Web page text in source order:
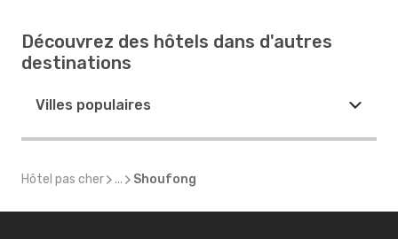
Découvrez des hôtels dans d'autres
destinations
Villes populaires
Hôtel pas cher ... Shoufong